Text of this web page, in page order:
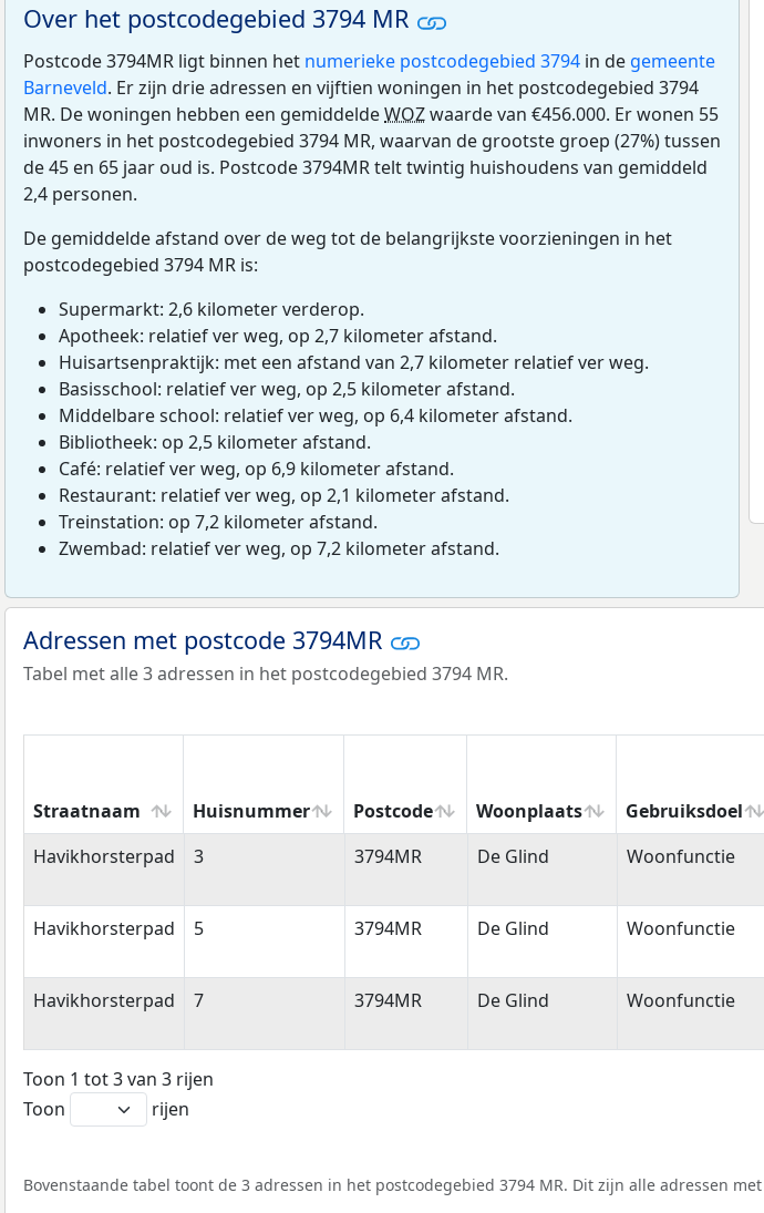
Over het postcodegebied 3794 MR
Postcode 3794MR ligt binnen het numerieke postcodegebied 3794 in de gemeente
Barneveld. Er zijn drie adressen en vijftien woningen in het postcodegebied 3794
MR. De woningen hebben een gemiddeldeWOZwaarde van €456.000. Er wonen 55
inwoners in het postcodegebied 3794 MR, waarvan de grootste groep (27%) tussen
de 45 en 65 jaar oud is. Postcode 3794MR telt twintig huishoudens van gemiddeld
2,4 personen.
De gemiddelde afstand over de weg tot de belangrijkste voorzieningen in het
postcodegebied 3794 MR is:
Supermarkt: 2,6 kilometer verderop.
Apotheek: relatief ver weg, op 2,7 kilometer afstand.
Huisartsenpraktijk: met een afstand van 2,7 kilometer relatief ver weg.
Basisschool: relatief ver weg, op 2,5 kilometer afstand.
Middelbare school: relatief ver weg, op 6,4 kilometer afstand.
Bibliotheek: op 2,5 kilometer afstand.
Café: relatief ver weg, op 6,9 kilometer afstand.
Restaurant: relatief ver weg, op 2,1 kilometer afstand.
Treinstation: op 7,2 kilometer afstand.
Zwembad: relatief ver weg, op 7,2 kilometer afstand.
Adressen met postcode 3794MR
Tabel met alle 3 adressen in het postcodegebied 3794 MR.
Straatnaam Huisnummer Postcode Woonplaats Gebruiksdoel
Straatnaam
Huisnummer Postcode Woonplaats Gebruiksdoel
Havikhorsterpad 3 3794MR De Glind Woonfunctie
Havikhorsterpad 5 3794MR De Glind Woonfunctie
Havikhorsterpad 7 3794MR De Glind Woonfunctie
Toon 1 tot 3 van 3 rijen
Toon
rijen
Bovenstaande tabel toont de 3 adressen in het postcodegebied 3794 MR. Dit zijn alle adressen